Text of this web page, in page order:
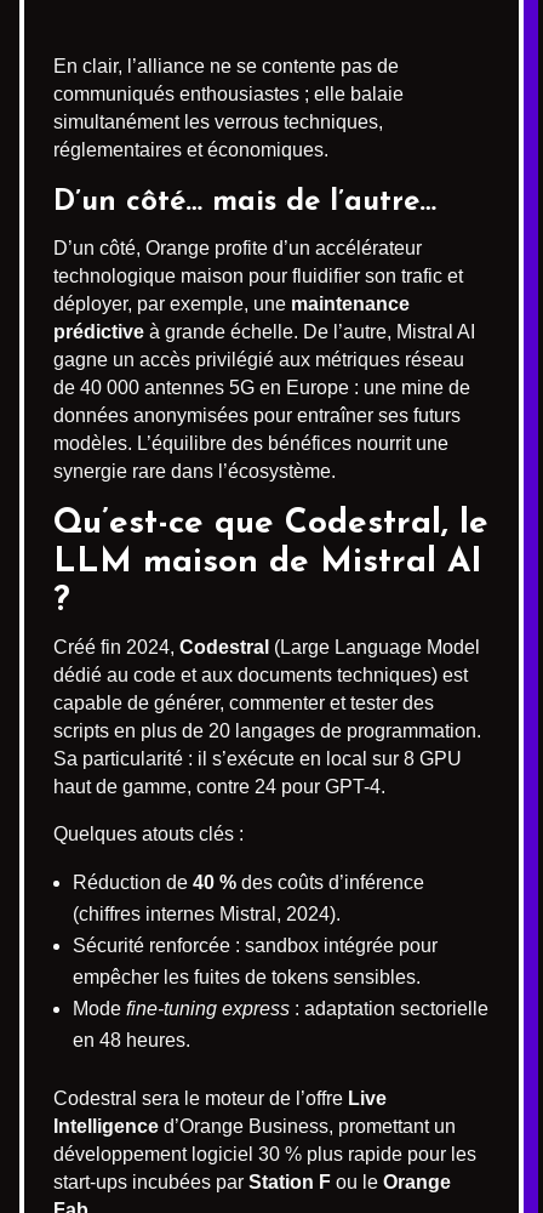
En clair, l’alliance ne se contente pas de
communiqués enthousiastes ; elle balaie
simultanément les verrous techniques,
réglementaires et économiques.
D’un côté… mais de l’autre…
D’un côté, Orange profite d’un accélérateur
technologique maison pour fluidifier son trafic et
déployer, par exemple, une maintenance
prédictive à grande échelle. De l’autre, Mistral AI
gagne un accès privilégié aux métriques réseau
de 40 000 antennes 5G en Europe : une mine de
données anonymisées pour entraîner ses futurs
modèles. L’équilibre des bénéfices nourrit une
synergie rare dans l’écosystème.
Qu’est-ce que Codestral, le
LLM maison de Mistral AI
?
Créé fin 2024, Codestral (Large Language Model
dédié au code et aux documents techniques) est
capable de générer, commenter et tester des
scripts en plus de 20 langages de programmation.
Sa particularité : il s’exécute en local sur 8 GPU
haut de gamme, contre 24 pour GPT-4.
Quelques atouts clés :
Réduction de 40 % des coûts d’inférence
(chiffres internes Mistral, 2024).
Sécurité renforcée : sandbox intégrée pour
empêcher les fuites de tokens sensibles.
Mode fine-tuning express : adaptation sectorielle
en 48 heures.
Codestral sera le moteur de l’offre Live
Intelligence d’Orange Business, promettant un
développement logiciel 30 % plus rapide pour les
start-ups incubées par Station F ou le Orange